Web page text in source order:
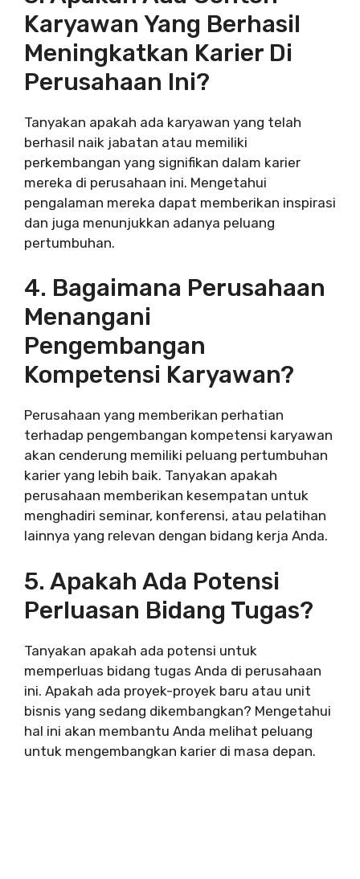
Karyawan Yang Berhasil
Meningkatkan Karier Di
Perusahaan Ini?
Tanyakan apakah ada karyawan yang telah
berhasil naik jabatan atau memiliki
perkembangan yang signifikan dalam karier
mereka di perusahaan ini. Mengetahui
pengalaman mereka dapat memberikan inspirasi
dan juga menunjukkan adanya peluang
pertumbuhan.
4. Bagaimana Perusahaan
Menangani
Pengembangan
Kompetensi Karyawan?
Perusahaan yang memberikan perhatian
terhadap pengembangan kompetensi karyawan
akan cenderung memiliki peluang pertumbuhan
karier yang lebih baik. Tanyakan apakah
perusahaan memberikan kesempatan untuk
menghadiri seminar, konferensi, atau pelatihan
lainnya yang relevan dengan bidang kerja Anda.
5. Apakah Ada Potensi
Perluasan Bidang Tugas?
Tanyakan apakah ada potensi untuk
memperluas bidang tugas Anda di perusahaan
ini. Apakah ada proyek-proyek baru atau unit
bisnis yang sedang dikembangkan? Mengetahui
hal ini akan membantu Anda melihat peluang
untuk mengembangkan karier di masa depan.